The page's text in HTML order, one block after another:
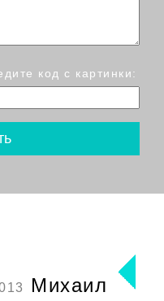
код с картинки:
Михаил